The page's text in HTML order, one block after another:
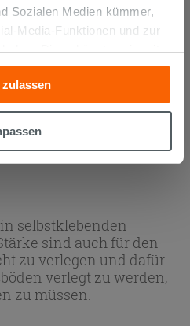
Sozialen Medien kümmer,
Media-Funktionen und zur
Diese könnten sie mit
Sie ihnen geliefert haben oder
ihrer Dienste
Falls Sie mehr wissen
zu allen oder einigen
auf die Schaltfläche
werden. Wenn Sie auf
Cookies fortsetzen.
Grey Eichenholzoptik Grau
selbstklebenden
sind auch für den
zu verlegen und dafür
verlegt zu werden,
zu müssen.